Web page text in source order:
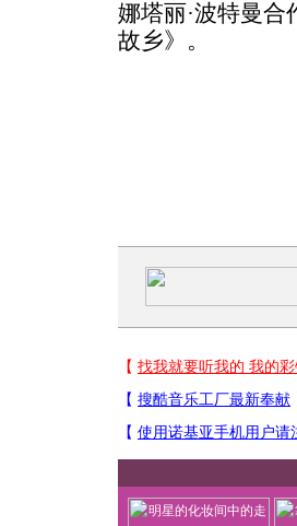
娜塔丽·波特曼
故乡》。